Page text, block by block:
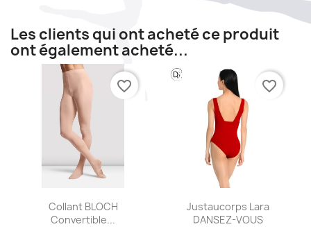
Les clients qui ont acheté ce produit
ont également acheté...
Aperçu rapide
Collant BLOCH
Convertible...
favorite_border
Aperçu rapide
Justaucorps Lara
DANSEZ-VOUS
favorite_border